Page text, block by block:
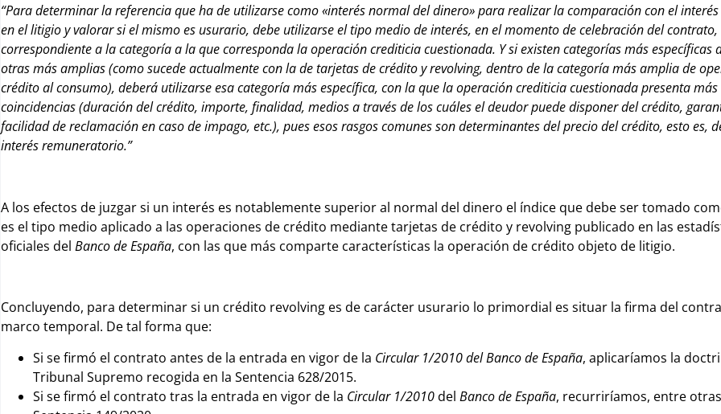
“Para determinar la referencia que ha de utilizarse como «interés normal del dinero» para realizar la comparación con el
en el litigio y valorar si el mismo es usurario, debe utilizarse el tipo medio de interés, en el momento de celebración del contrato,
correspondiente a la categoría a la que corresponda la operación crediticia cuestionada. Y si existen categorías más específicas
otras más amplias (como sucede actualmente con la de tarjetas de crédito y revolving, dentro de la categoría más amplia de
crédito al consumo), deberá utilizarse esa categoría más específica, con la que la operación crediticia cuestionada presenta más
coincidencias (duración del crédito, importe, finalidad, medios a través de los cuáles el deudor puede disponer del crédito,
facilidad de reclamación en caso de impago, etc.), pues esos rasgos comunes son determinantes del precio del crédito, esto es,
interés remuneratorio.”
A los efectos de juzgar si un interés es notablemente superior al normal del dinero el índice que debe ser tomado
es el tipo medio aplicado a las operaciones de crédito mediante tarjetas de crédito y revolving publicado en las
oficiales del Banco de España, con las que más comparte características la operación de crédito objeto de litigio.
Concluyendo, para determinar si un crédito revolving es de carácter usurario lo primordial es situar la firma del
marco temporal. De tal forma que:
Si se firmó el contrato antes de la entrada en vigor de la Circular 1/2010 del Banco de España, aplicaríamos la
Tribunal Supremo recogida en la Sentencia 628/2015.
Si se firmó el contrato tras la entrada en vigor de la Circular 1/2010del Banco de España, recurriríamos, entre